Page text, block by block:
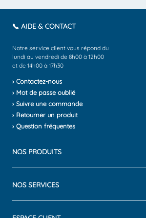
📞 AIDE & CONTACT
Notre service client vous répond du
lundi au vendredi de 8h00 à 12h00
et de 14h00 à 17h30
› Contactez-nous
› Mot de passe oublié
› Suivre une commande
› Retourner un produit
› Question fréquentes
NOS PRODUITS
NOS SERVICES